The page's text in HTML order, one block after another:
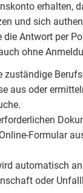
erhalten,
und sich
die Antwort per
ohne
zuständige
aus oder
Formular
automatisch
oder